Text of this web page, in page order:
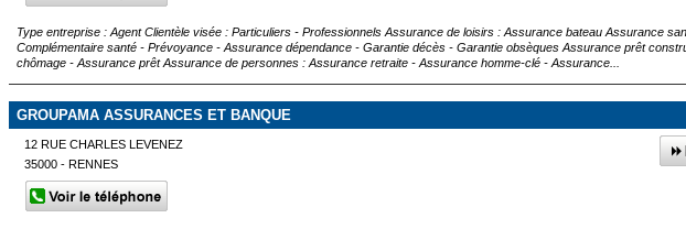
Type entreprise : Agent Clientèle visée : Particuliers - Professionnels Assurance de loisirs : Assurance bateau Assurance
Complémentaire santé - Prévoyance - Assurance dépendance - Garantie décès - Garantie obsèques Assurance prêt
chômage - Assurance prêt Assurance de personnes : Assurance retraite - Assurance homme-clé - Assurance...
GROUPAMA ASSURANCES ET BANQUE
12 RUE CHARLES LEVENEZ
35000 - RENNES